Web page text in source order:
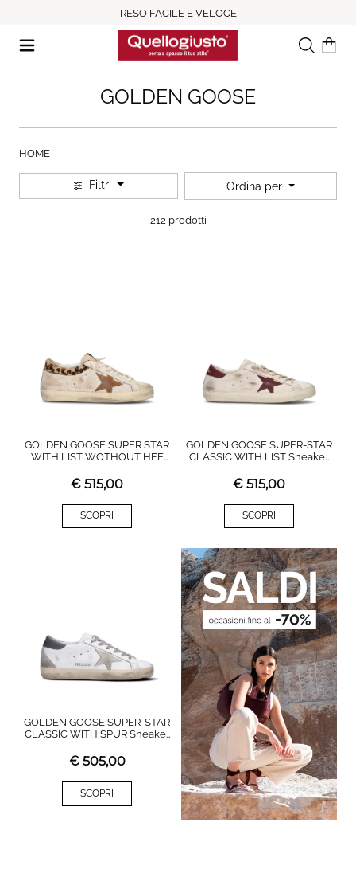
RESO FACILE E VELOCE
RicercaIl tuo
GOLDEN GOOSE
HOME
Filtri Ordina per
212 prodotti
GOLDEN GOOSE SUPER STAR
WITH LIST WOTHOUT HEE
€ 515,00
SCOPRI
GOLDEN GOOSE SUPER-STAR
CLASSIC WITH LIST Sneaker
pelle
€ 515,00
SCOPRI
GOLDEN GOOSE SUPER-STAR
CLASSIC WITH SPUR Sneaker
€ 505,00
SCOPRI